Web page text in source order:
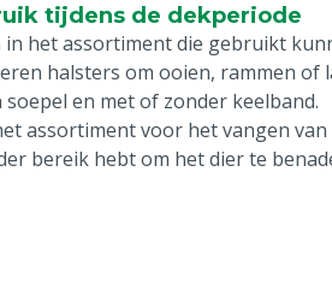
tijdens de dekperiode
het assortiment die gebruikt
halsters om ooien, rammen of
en met of zonder keelband.
assortiment voor het vangen
bereik hebt om het dier te